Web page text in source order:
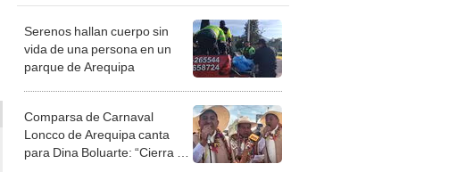
Serenos hallan cuerpo sin
vida de una persona en un
parque de Arequipa
Comparsa de Carnaval
Loncco de Arequipa canta
para Dina Boluarte: “Cierra el